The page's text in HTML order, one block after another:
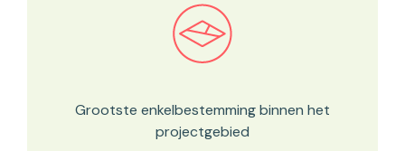
Bekijk in onze kaartviewer
Grootste enkelbestemming binnen het
projectgebied